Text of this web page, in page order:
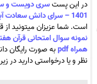
در این پستسری دویست و سی
1401 – سرای دانش سعادت آباد+ پاسخ به همراه pdf
است. شما عزیزان میتونید
همراه pdf
به صورت رایگان
نظر و یا درخواستی دارید در